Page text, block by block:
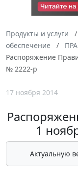
Продукты и услуги
обеспечение
Распоряжение
№ 2222-р
17 ноября 2014
1
Актуальную